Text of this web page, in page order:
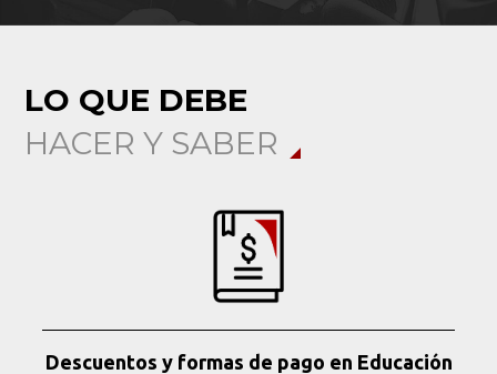
LO QUE DEBE
HACER Y SABER
Descuentos y formas de pago en Educación